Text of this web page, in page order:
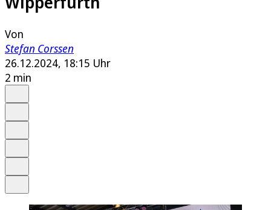
Von
Stefan Corssen
26.12.2024, 18:15 Uhr
2 min